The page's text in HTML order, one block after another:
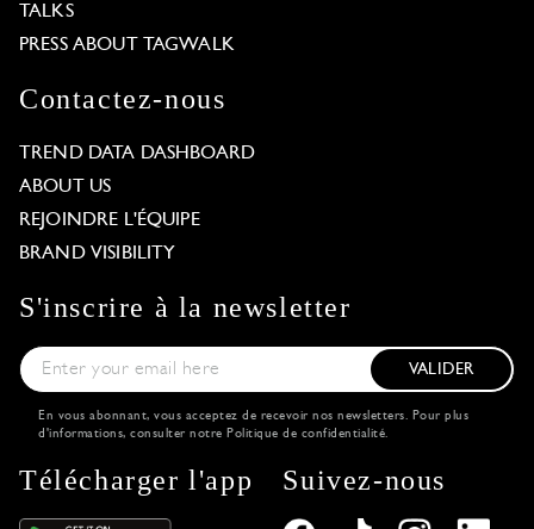
TALKS
PRESS ABOUT TAGWALK
Contactez-nous
TREND DATA DASHBOARD
ABOUT US
REJOINDRE L'ÉQUIPE
BRAND VISIBILITY
S'inscrire à la newsletter
VALIDER
En vous abonnant, vous acceptez de recevoir nos newsletters. Pour plus
d'informations, consulter notre Politique de confidentialité.
Télécharger l'app Suivez-nous